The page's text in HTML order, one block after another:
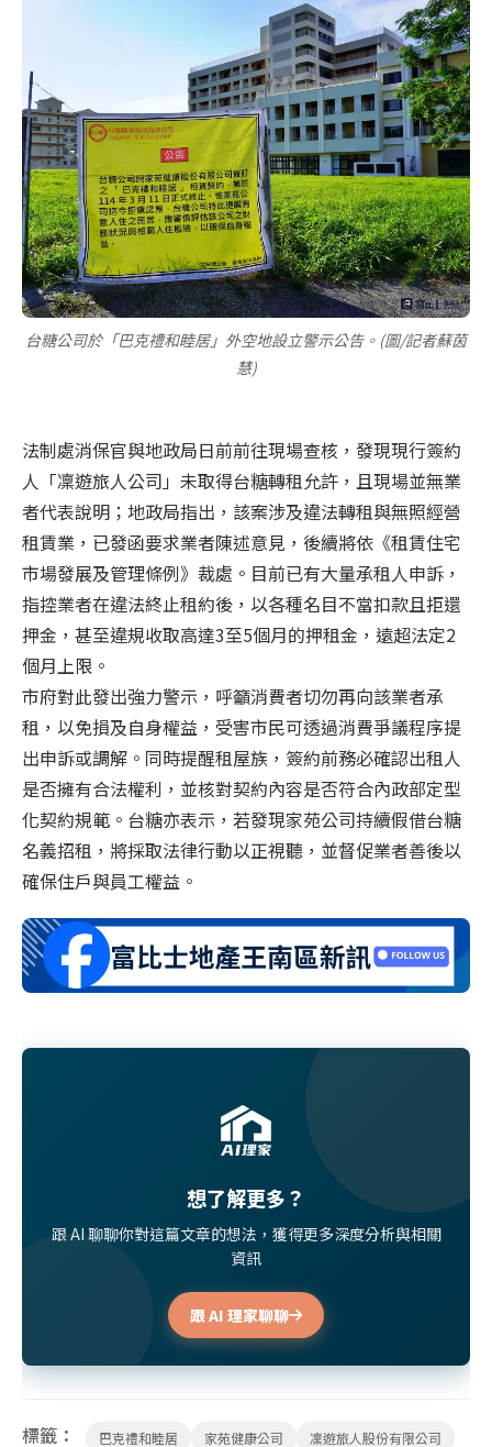
台糖公司於「巴克禮和睦居」外空地設立警示公告。(圖/記者蘇茵
慧)
法制處消保官與地政局日前前往現場查核，發現現行簽約
人「凜遊旅人公司」未取得台糖轉租允許，且現場並無業
者代表說明；地政局指出，該案涉及違法轉租與無照經營
租賃業，已發函要求業者陳述意見，後續將依《租賃住宅
市場發展及管理條例》裁處。目前已有大量承租人申訴，
指控業者在違法終止租約後，以各種名目不當扣款且拒還
押金，甚至違規收取高達3至5個月的押租金，遠超法定2
個月上限。
市府對此發出強力警示，呼籲消費者切勿再向該業者承
租，以免損及自身權益，受害市民可透過消費爭議程序提
出申訴或調解。同時提醒租屋族，簽約前務必確認出租人
是否擁有合法權利，並核對契約內容是否符合內政部定型
化契約規範。台糖亦表示，若發現家苑公司持續假借台糖
名義招租，將採取法律行動以正視聽，並督促業者善後以
確保住戶與員工權益。
想了解更多？
跟 AI 聊聊你對這篇文章的想法，獲得更多深度分析與相關
資訊
跟 AI 理家聊聊
標籤： 巴克禮和睦居 家苑健康公司 凜遊旅人股份有限公司